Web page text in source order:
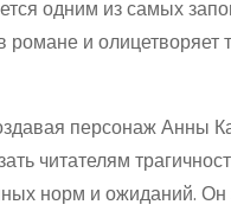
одним из самых
романе и олицетворяет
персонаж Анны
читателям
норм и ожиданий.